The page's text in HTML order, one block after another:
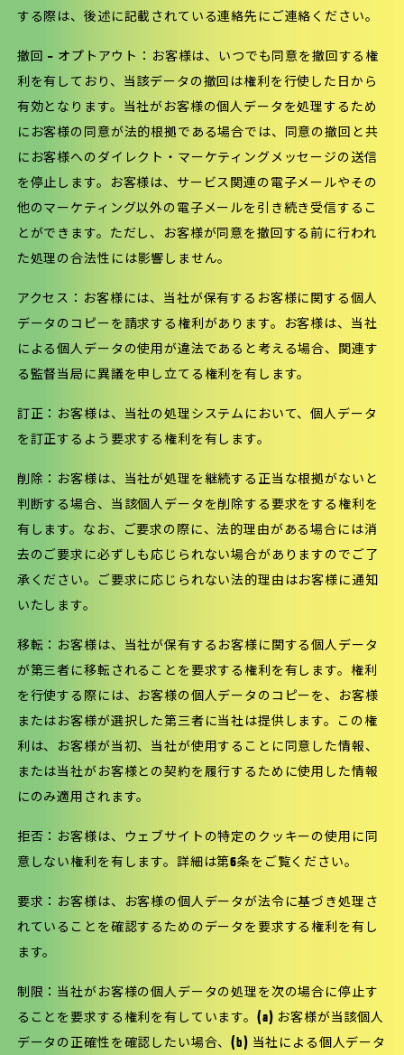
する際は、後述に記載されている連絡先にご連絡ください。
撤回 – オプトアウト：お客様は、いつでも同意を撤回する権
利を有しており、当該データの撤回は権利を行使した日から
有効となります。当社がお客様の個人データを処理するため
にお客様の同意が法的根拠である場合では、同意の撤回と共
にお客様へのダイレクト・マーケティングメッセージの送信
を停止します。お客様は、サービス関連の電子メールやその
他のマーケティング以外の電子メールを引き続き受信するこ
とができます。ただし、お客様が同意を撤回する前に行われ
た処理の合法性には影響しません。
アクセス：お客様には、当社が保有するお客様に関する個人
データのコピーを請求する権利があります。お客様は、当社
による個人データの使用が違法であると考える場合、関連す
る監督当局に異議を申し立てる権利を有します。
訂正：お客様は、当社の処理システムにおいて、個人データ
を訂正するよう要求する権利を有します。
削除：お客様は、当社が処理を継続する正当な根拠がないと
判断する場合、当該個人データを削除する要求をする権利を
有します。なお、ご要求の際に、法的理由がある場合には消
去のご要求に必ずしも応じられない場合がありますのでご了
承ください。ご要求に応じられない法的理由はお客様に通知
いたします。
移転：お客様は、当社が保有するお客様に関する個人データ
が第三者に移転されることを要求する権利を有します。権利
を行使する際には、お客様の個人データのコピーを、お客様
またはお客様が選択した第三者に当社は提供します。この権
利は、お客様が当初、当社が使用することに同意した情報、
または当社がお客様との契約を履行するために使用した情報
にのみ適用されます。
拒否：お客様は、ウェブサイトの特定のクッキーの使用に同
意しない権利を有します。詳細は第6条をご覧ください。
要求：お客様は、お客様の個人データが法令に基づき処理さ
れていることを確認するためのデータを要求する権利を有し
ます。
制限：当社がお客様の個人データの処理を次の場合に停止す
ることを要求する権利を有しています。(a) お客様が当該個人
データの正確性を確認したい場合、(b) 当社による個人データ